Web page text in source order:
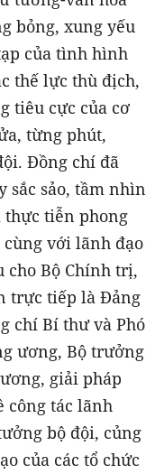
bỏng, xung yếu
của tình hình
thế lực thù địch,
tiêu cực của cơ
từng phút,
Đồng chí đã
sắc sảo, tầm nhìn
tiễn phong
với lãnh đạo
cho Bộ Chính trị,
trực tiếp là Đảng
chí Bí thư và Phó
ương, Bộ trưởng
giải pháp
công tác lãnh
bộ đội, củng
của các tổ chức